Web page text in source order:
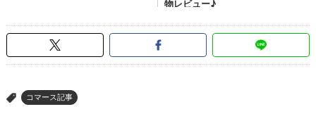
> コマース記事